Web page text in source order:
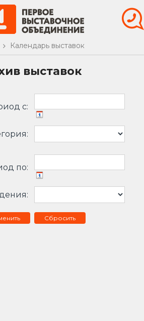
Календарь выставок
выставок
c:
по:
Сбросить